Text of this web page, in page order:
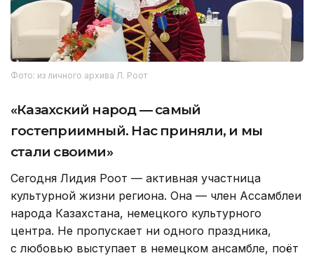
Фото: из личного архива Л. Роот
«Казахский народ — самый
гостеприимный. Нас приняли, и мы
стали своими»
Сегодня Лидия Роот — активная участница
культурной жизни региона. Она — член Ассамблеи
народа Казахстана, немецкого культурного
центра. Не пропускает ни одного праздника,
с любовью выступает в немецком ансамбле, поёт